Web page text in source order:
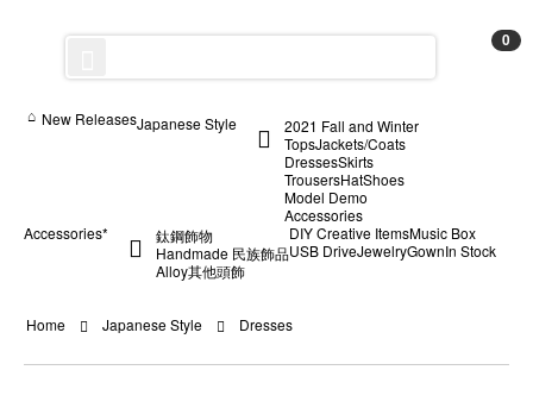
0
New ReleasesJapanese Style
2021 Fall and Winter
TopsJackets/Coats
DressesSkirts
TrousersHatShoes
Model Demo
Accessories
Accessories*
鈦鋼飾物
Handmade 民族飾品
Alloy其他頭飾
DIY Creative ItemsMusic Box
USB DriveJewelryGownIn Stock
Home Japanese Style Dresses